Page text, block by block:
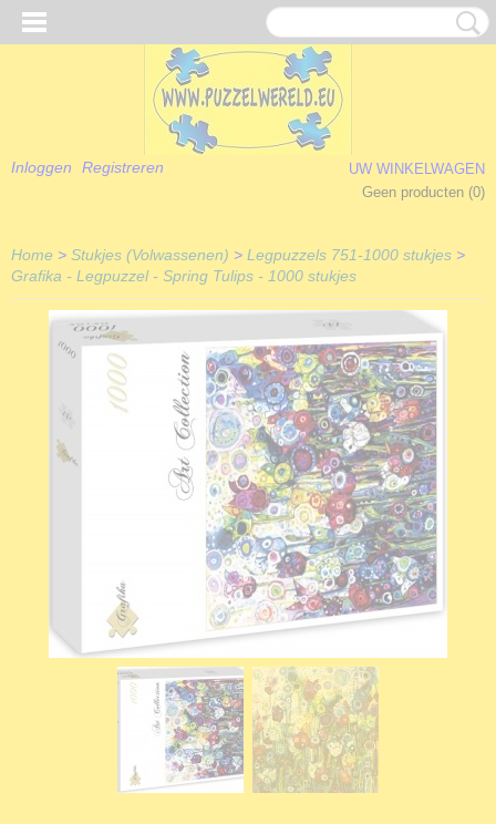
Inloggen Registreren
UW WINKELWAGEN
Geen producten (0)
Home > Stukjes (Volwassenen) > Legpuzzels 751-1000 stukjes >
Grafika - Legpuzzel - Spring Tulips - 1000 stukjes